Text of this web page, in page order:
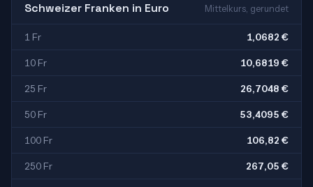
Schweizer Franken in Euro Mittelkurs, gerundet
1 Fr 1,0682 €
10 Fr 10,6819 €
25 Fr 26,7048 €
50 Fr 53,4095 €
100 Fr 106,82 €
250 Fr 267,05 €